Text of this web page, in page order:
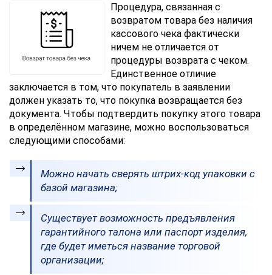
Вы
соглашаетесь
Правилами
обработки
данных
Процедура, связанная с
возвратом товара без наличия
кассового чека фактически
ничем не отличается от
процедуры возврата с чеком.
Единственное отличие
заключается в том, что покупатель в заявлении
должен указать то, что покупка возвращается без
документа. Чтобы подтвердить покупку этого товара
в определённом магазине, можно воспользоваться
следующими способами:
Можно начать сверять штрих-код упаковки с
базой магазина;
Существует возможность предъявления
гарантийного талона или паспорт изделия,
где будет иметься название торговой
организации;